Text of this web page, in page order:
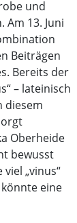
und
Am 13. Juni
Beiträgen
Bereits der
– lateinisch
diesem
Oberheide
bewusst
„vinus“
eine